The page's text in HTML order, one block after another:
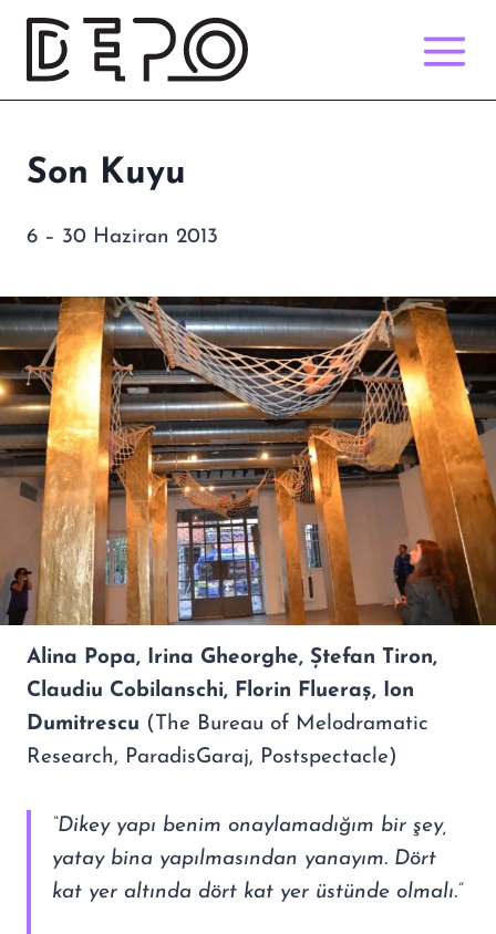
Skip
content
Son Kuyu
6 – 30 Haziran 2013
Alina Popa, Irina Gheorghe, Ștefan Tiron,
Claudiu Cobilanschi, Florin Flueraș, Ion
Dumitrescu (The Bureau of Melodramatic
Research, ParadisGaraj, Postspectacle)
“Dikey yapı benim onaylamadığım bir şey,
yatay bina yapılmasından yanayım. Dört
kat yer altında dört kat yer üstünde olmalı.”